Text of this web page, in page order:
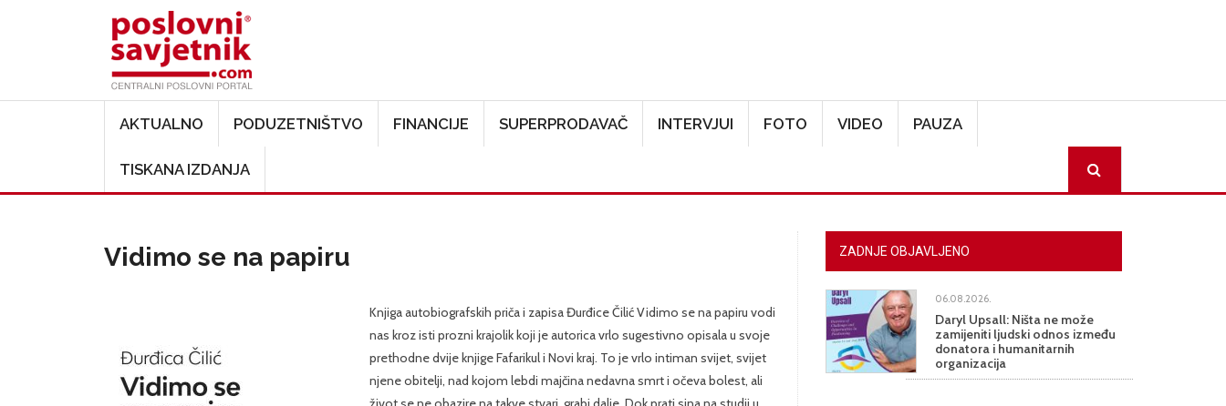
AKTUALNO PODUZETNIŠTVO FINANCIJE SUPERPRODAVAČ INTERVJUI FOTO VIDEO PAUZA
TISKANA IZDANJA
Vidimo se na papiru
Knjiga autobiografskih priča i zapisa Đurđice Čilić Vidimo se na papiru vodi
nas kroz isti prozni krajolik koji je autorica vrlo sugestivno opisala u svoje
prethodne dvije knjige Fafarikul i Novi kraj. To je vrlo intiman svijet, svijet
njene obitelji, nad kojom lebdi majčina nedavna smrt i očeva bolest, ali
ZADNJE OBJAVLJENO
06.08.2026.
Daryl Upsall: Ništa ne može
zamijeniti ljudski odnos između
donatora i humanitarnih
organizacija